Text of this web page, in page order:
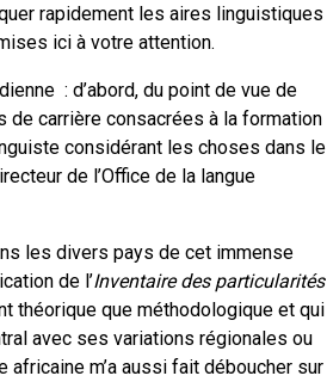
rapidement les aires linguistiques
ici à votre attention.
: d’abord, du point de vue de
de carrière consacrées à la formation
considérant les choses dans le
de l’Office de la langue
les divers pays de cet immense
de l’Inventaire des particularités
théorique que méthodologique et qui
avec ses variations régionales ou
africaine m’a aussi fait déboucher sur